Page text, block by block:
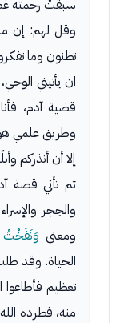
سبقتْ رحمته
وقل لهم: إن
تظنون وما
ان يأتيني
قضية آدم،
وطريق علمي
إلا أن أنذركم
ثم تأتي قصة
والحِجر
ومعنى
الحياة. وقد
تعظيم
منه، فطرده